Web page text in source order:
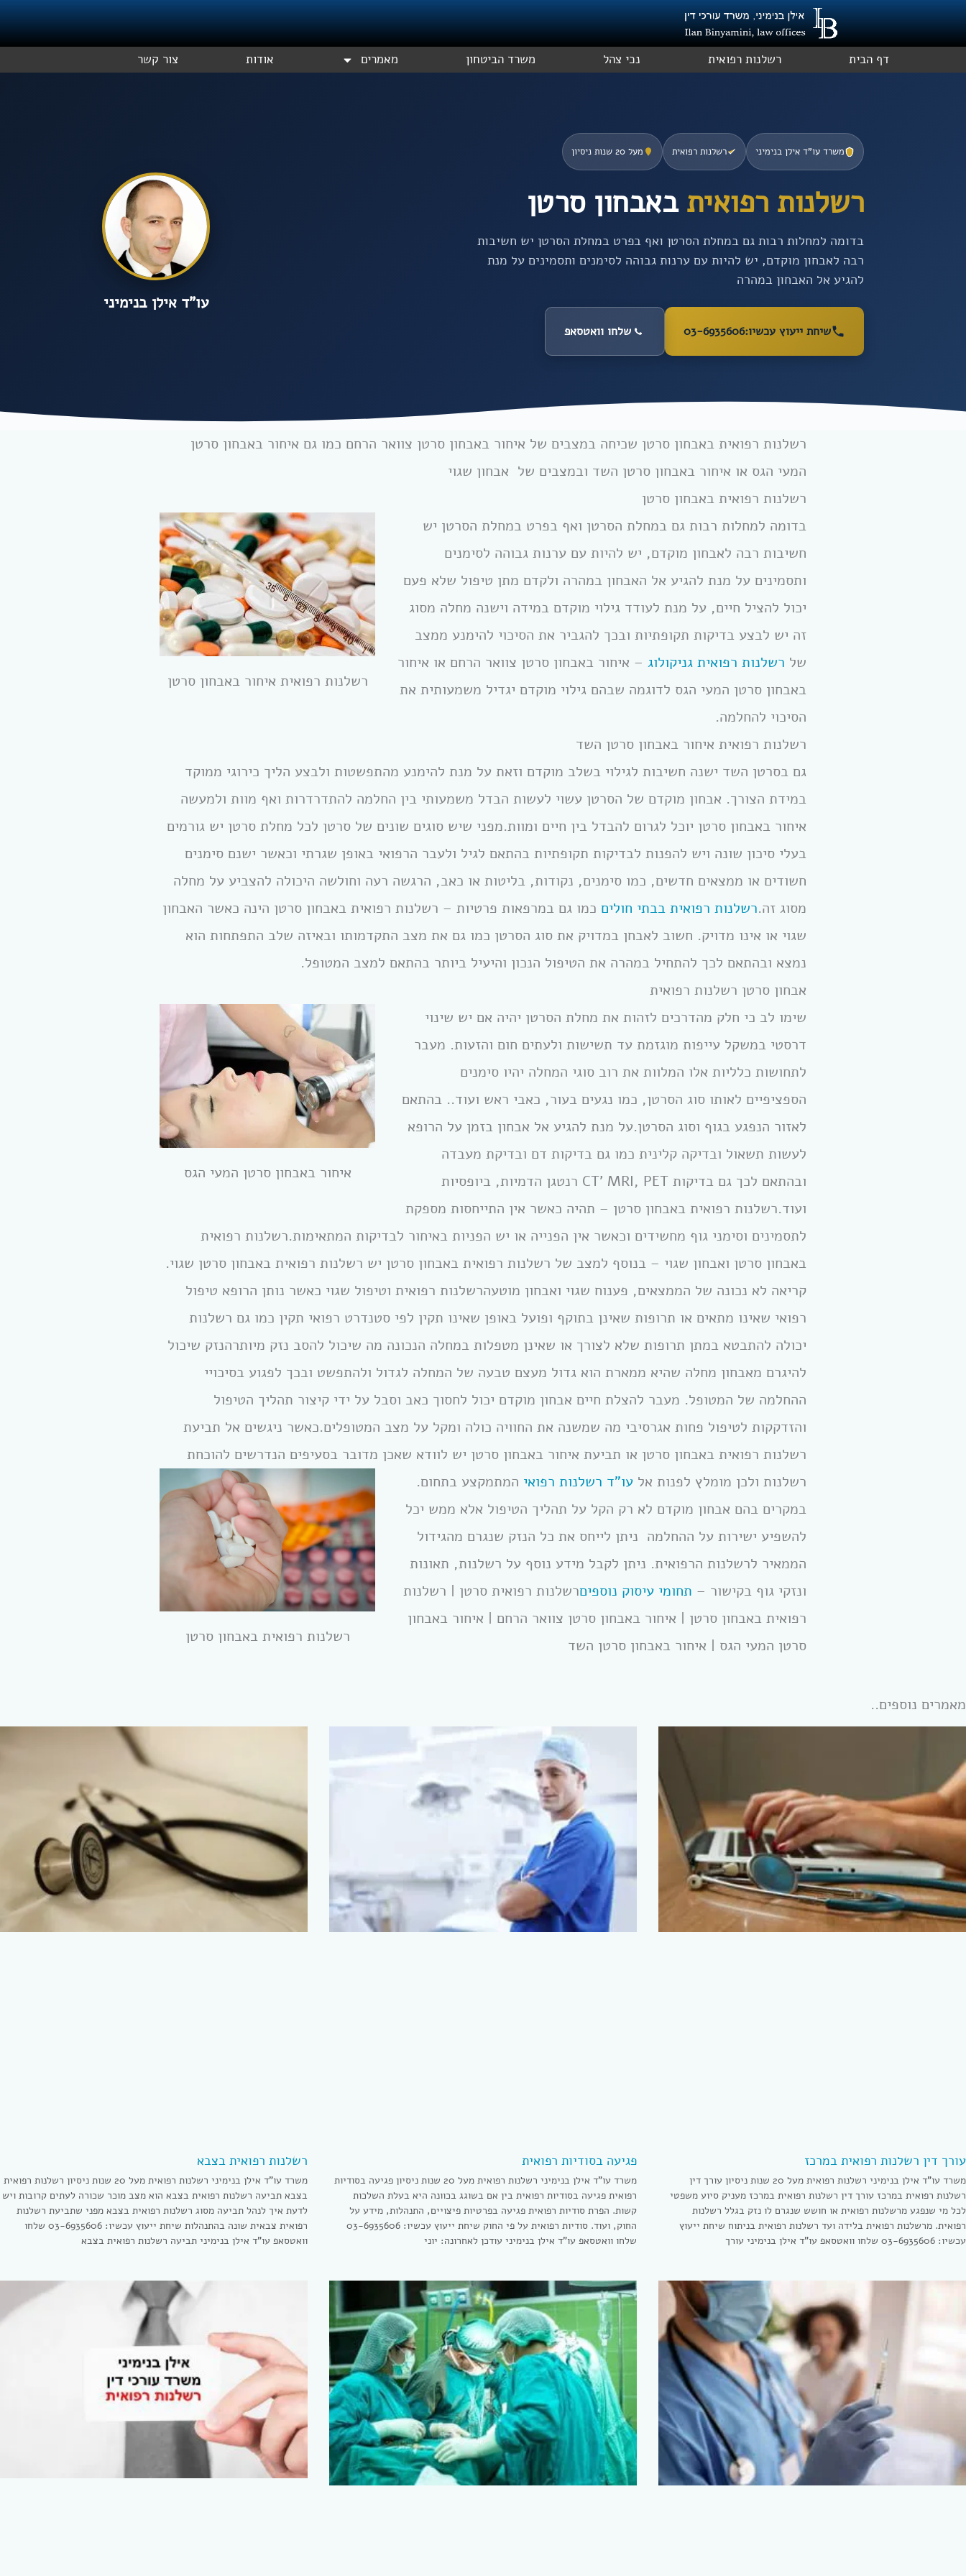
דילוג
לתוכן
דף הבית רשלנות רפואית נכי צהל משרד הביטחון מאמרים אודות צור קשר
משרד עו”ד אילן בנימיני רשלנות רפואית מעל 20 שנות ניסיון
רשלנות רפואיתבאבחון סרטן
בדומה למחלות רבות גם במחלת הסרטן ואף בפרט במחלת הסרטן יש חשיבות
רבה לאבחון מוקדם, יש להיות עם ערנות גבוהה לסימנים ותסמינים על מנת
להגיע אל האבחון במהרה
שיחת ייעוץ עכשיו:03-6935606 שלחו וואטסאפ
עו”ד אילן בנימיני
רשלנות רפואית באבחון סרטן שכיחה במצבים של איחור באבחון סרטן צוואר הרחם כמו גם איחור באבחון סרטן
המעי הגס או איחור באבחון סרטן השד ובמצבים של אבחון שגוי
רשלנות רפואית באבחון סרטן
רשלנות רפואית איחור באבחון סרטן
בדומה למחלות רבות גם במחלת הסרטן ואף בפרט במחלת הסרטן יש
חשיבות רבה לאבחון מוקדם, יש להיות עם ערנות גבוהה לסימנים
ותסמינים על מנת להגיע אל האבחון במהרה ולקדם מתן טיפול שלא פעם
יכול להציל חיים, על מנת לעודד גילוי מוקדם במידה וישנה מחלה מסוג
זה יש לבצע בדיקות תקופתיות ובכך להגביר את הסיכוי להימנע ממצב
של רשלנות רפואית גניקולוג – איחור באבחון סרטן צוואר הרחם או איחור
באבחון סרטן המעי הגס לדוגמה שבהם גילוי מוקדם יגדיל משמעותית את
הסיכוי להחלמה.
רשלנות רפואית איחור באבחון סרטן השד
גם בסרטן השד ישנה חשיבות לגילוי בשלב מוקדם וזאת על מנת להימנע מהתפשטות ולבצע הליך כירוגי ממוקד
במידת הצורך. אבחון מוקדם של הסרטן עשוי לעשות הבדל משמעותי בין החלמה להתדרדרות ואף מוות ולמעשה
איחור באבחון סרטן יוכל לגרום להבדל בין חיים ומוות.מפני שיש סוגים שונים של סרטן לכל מחלת סרטן יש גורמים
בעלי סיכון שונה ויש להפנות לבדיקות תקופתיות בהתאם לגיל ולעבר הרפואי באופן שגרתי וכאשר ישנם סימנים
חשודים או ממצאים חדשים, כמו סימנים, נקודות, בליטות או כאב, הרגשה רעה וחולשה היכולה להצביע על מחלה
מסוג זה.רשלנות רפואית בבתי חולים כמו גם במרפאות פרטיות – רשלנות רפואית באבחון סרטן הינה כאשר האבחון
שגוי או אינו מדויק. חשוב לאבחן במדויק את סוג הסרטן כמו גם את מצב התקדמותו ובאיזה שלב התפתחות הוא
נמצא ובהתאם לכך להתחיל במהרה את הטיפול הנכון והיעיל ביותר בהתאם למצב המטופל.
אבחון סרטן רשלנות רפואית
איחור באבחון סרטן המעי הגס
שימו לב כי חלק מהדרכים לזהות את מחלת הסרטן יהיה אם יש שינוי
דרסטי במשקל עייפות מוגזמת עד תשישות ולעתים חום והזעות. מעבר
לתחושות כלליות אלו המלוות את רוב סוגי המחלה יהיו סימנים
הספציפיים לאותו סוג הסרטן, כמו נגעים בעור, כאבי ראש ועוד.. בהתאם
לאזור הנפגע בגוף וסוג הסרטן.על מנת להגיע אל אבחון בזמן על הרופא
לעשות תשאול ובדיקה קלינית כמו גם בדיקות דם ובדיקת מעבדה
ובהתאם לכך גם בדיקות CT’ MRI, PET רנטגן הדמיות, ביופסיות
ועוד.רשלנות רפואית באבחון סרטן – תהיה כאשר אין התייחסות מספקת
לתסמינים וסימני גוף מחשידים וכאשר אין הפנייה או יש הפניות באיחור לבדיקות המתאימות.רשלנות רפואית
באבחון סרטן ואבחון שגוי – בנוסף למצב של רשלנות רפואית באבחון סרטן יש רשלנות רפואית באבחון סרטן שגוי.
קריאה לא נכונה של הממצאים, פענוח שגוי ואבחון מוטעהרשלנות רפואית וטיפול שגוי כאשר נותן הרופא טיפול
רפואי שאינו מתאים או תרופות שאינן בתוקף ופועל באופן שאינו תקין לפי סטנדרט רפואי תקין כמו גם רשלנות
יכולה להתבטא במתן תרופות שלא לצורך או שאינן מטפלות במחלה הנכונה מה שיכול להסב נזק מיותרהנזק שיכול
להיגרם מאבחון מחלה שהיא ממארת הוא גדול מעצם טבעה של המחלה לגדול ולהתפשט ובכך לפגוע בסיכויי
ההחלמה של המטופל. מעבר להצלת חיים אבחון מוקדם יכול לחסוך כאב וסבל על ידי קיצור תהליך הטיפול
והזדקקות לטיפול פחות אגרסיבי מה שמשנה את החוויה כולה ומקל על מצב המטופלים.כאשר ניגשים אל תביעת
רשלנות רפואית באבחון סרטן או תביעת איחור באבחון סרטן יש לוודא שאכן מדובר בסעיפים הנדרשים להוכחת
רשלנות ולכן מומלץ לפנות אל עו”ד רשלנות רפואי המתמקצע בתחום.
רשלנות רפואית באבחון סרטן
במקרים בהם אבחון מוקדם לא רק הקל על תהליך הטיפול אלא ממש יכל
להשפיע ישירות על ההחלמה ניתן לייחס את כל הנזק שנגרם מהגידול
הממאיר לרשלנות הרפואית. ניתן לקבל מידע נוסף על רשלנות, תאונות
ונזקי גוף בקישור – תחומי עיסוק נוספיםרשלנות רפואית סרטן | רשלנות
רפואית באבחון סרטן | איחור באבחון סרטן צוואר הרחם | איחור באבחון
סרטן המעי הגס | איחור באבחון סרטן השד
מאמרים נוספים..
עורך דין רשלנות רפואית במרכז
משרד עו”ד אילן בנימיני רשלנות רפואית מעל 20 שנות ניסיון עורך דין
רשלנות רפואית במרכז עורך דין רשלנות רפואית במרכז מעניק סיוע משפטי
לכל מי שנפגע מרשלנות רפואית או חושש שנגרם לו נזק בגלל רשלנות
רפואית. מרשלנות רפואית בלידה ועד רשלנות רפואית בניתוח שיחת ייעוץ
עכשיו: 03-6935606 שלחו וואטסאפ עו”ד אילן בנימיני עורך
פגיעה בסודיות רפואית
משרד עו”ד אילן בנימיני רשלנות רפואית מעל 20 שנות ניסיון פגיעה בסודיות
רפואית פגיעה בסודיות רפואית בין אם בשוגג בכוונה היא בעלת השלכות
קשות. הפרת סודיות רפואית פגיעה בפרטיות פיצויים, התנהלות, מידע על
החוק, ועוד. סודיות רפואית על פי החוק שיחת ייעוץ עכשיו: 03-6935606
שלחו וואטסאפ עו”ד אילן בנימיני עודכן לאחרונה: יוני
רשלנות רפואית בצבא
משרד עו”ד אילן בנימיני רשלנות רפואית מעל 20 שנות ניסיון רשלנות רפואית
בצבא תביעה רשלנות רפואית בצבא הוא מצב מוכר שכורה לעתים קרובות ויש
לדעת איך לנהל תביעה מסוג רשלנות רפואית בצבא מפני שתביעת רשלנות
רפואית צבאית שונה בהתנהלות שיחת ייעוץ עכשיו: 03-6935606 שלחו
וואטסאפ עו”ד אילן בנימיני תביעה רשלנות רפואית בצבא